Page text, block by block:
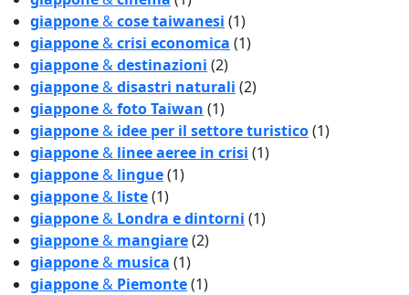
giappone&cose taiwanesi (1)
giappone&crisi economica (1)
giappone&destinazioni (2)
giappone&disastri naturali (2)
giappone&foto Taiwan (1)
giappone& idee per il settore turistico(1)
giappone& linee aeree in crisi (1)
giappone& lingue(1)
giappone& liste(1)
giappone& Londra e dintorni (1)
giappone& mangiare(2)
giappone& musica (1)
giappone& Piemonte(1)